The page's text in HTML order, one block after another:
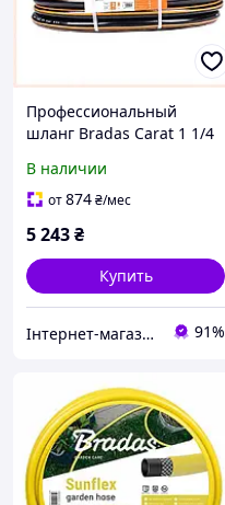
Профессиональный
шланг Bradas Carat 1 1/4
854546A0A
В наличии
от874₴/мес
5 243₴
Купить
Інтернет-магазин GoodBuy 91%